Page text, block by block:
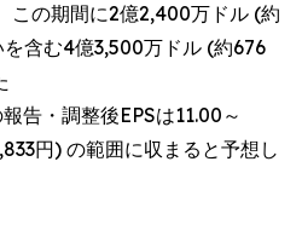
この期間に2億2,400万ドル (約
含む4億3,500万ドル (約676
告・調整後EPSは11.00～
円) の範囲に収まると予想し